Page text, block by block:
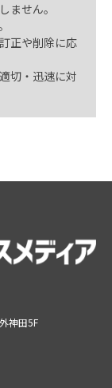
ません。
正や削除に応
切・迅速に対
神田5F